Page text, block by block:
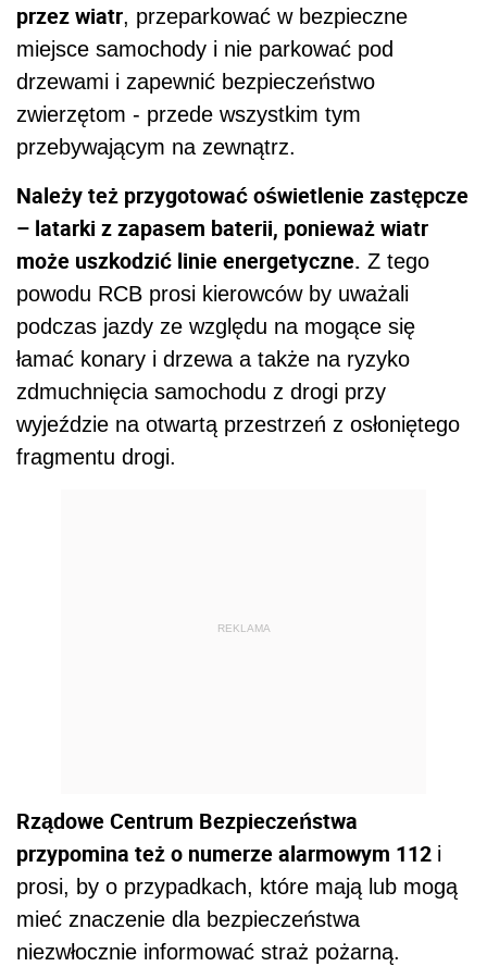
przez wiatr, przeparkować w bezpieczne
miejsce samochody i nie parkować pod
drzewami i zapewnić bezpieczeństwo
zwierzętom - przede wszystkim tym
przebywającym na zewnątrz.
Należy też przygotować oświetlenie zastępcze
– latarki z zapasem baterii, ponieważ wiatr
może uszkodzić linie energetyczne. Z tego
powodu RCB prosi kierowców by uważali
podczas jazdy ze względu na mogące się
łamać konary i drzewa a także na ryzyko
zdmuchnięcia samochodu z drogi przy
wyjeździe na otwartą przestrzeń z osłoniętego
fragmentu drogi.
REKLAMA
Rządowe Centrum Bezpieczeństwa
przypomina też o numerze alarmowym 112 i
prosi, by o przypadkach, które mają lub mogą
mieć znaczenie dla bezpieczeństwa
niezwłocznie informować straż pożarną.